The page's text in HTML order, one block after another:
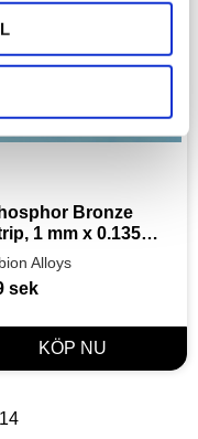
Bronze
1 mm x 0.135
, 2pcs, 305mm
Alloys
sek